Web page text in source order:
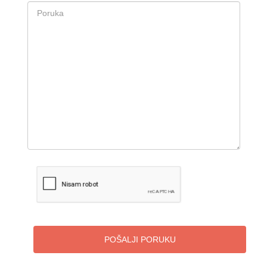
POŠALJI PORUKU